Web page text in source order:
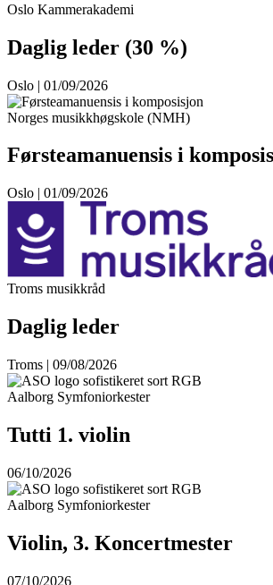
Oslo Kammerakademi
Daglig leder (30 %)
Oslo | 01/09/2026
Norges musikkhøgskole (NMH)
Førsteamanuensis i
Oslo | 01/09/2026
Troms musikkråd
Daglig leder
Troms | 09/08/2026
Aalborg Symfoniorkester
Tutti 1. violin
06/10/2026
Aalborg Symfoniorkester
Violin, 3. Koncertmester
07/10/2026